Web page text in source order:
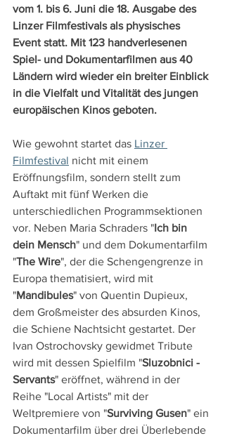
vom 1. bis 6. Juni die 18. Ausgabe des
Linzer Filmfestivals als physisches
Event statt. Mit 123 handverlesenen
Spiel- und Dokumentarfilmen aus 40
Ländern wird wieder ein breiter Einblick
in die Vielfalt und Vitalität des jungen
europäischen Kinos geboten.
Wie gewohnt startet das Linzer
Filmfestival nicht mit einem
Eröffnungsfilm, sondern stellt zum
Auftakt mit fünf Werken die
unterschiedlichen Programmsektionen
vor. Neben Maria Schraders "Ich bin
dein Mensch" und dem Dokumentarfilm
"The Wire", der die Schengengrenze in
Europa thematisiert, wird mit
"Mandibules" von Quentin Dupieux,
dem Großmeister des absurden Kinos,
die Schiene Nachtsicht gestartet. Der
Ivan Ostrochovsky gewidmet Tribute
wird mit dessen Spielfilm "Sluzobnici -
Servants" eröffnet, während in der
Reihe "Local Artists" mit der
Weltpremiere von "Surviving Gusen" ein
Dokumentarfilm über drei Überlebende